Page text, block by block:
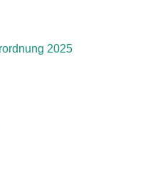
2025